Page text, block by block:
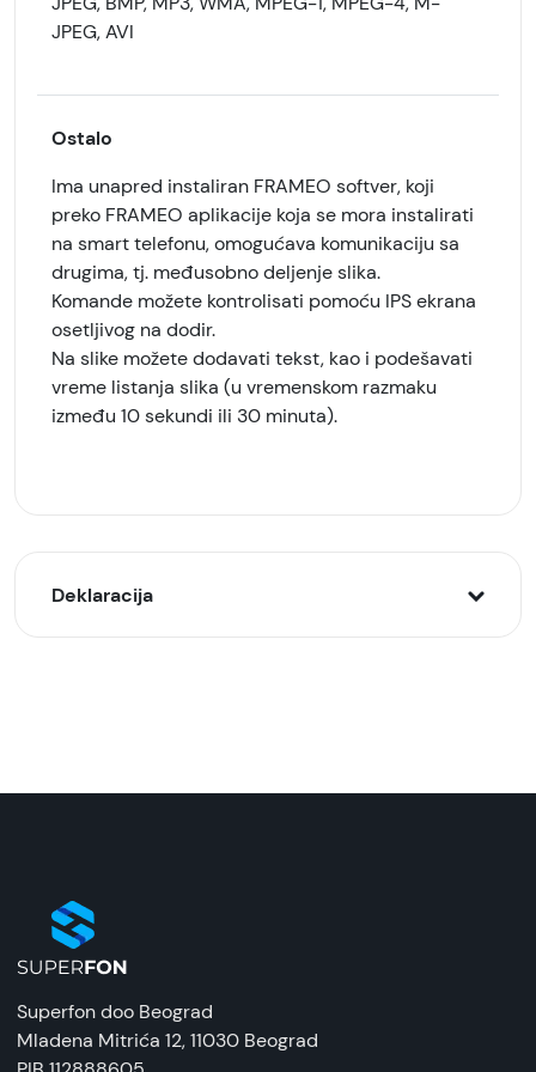
JPEG, AVI
Ostalo
Ima unapred instaliran FRAMEO softver, koji
preko FRAMEO aplikacije koja se mora instalirati
na smart telefonu, omogućava komunikaciju sa
drugima, tj. međusobno deljenje slika.
Komande možete kontrolisati pomoću IPS ekrana
osetljivog na dodir.
Na slike možete dodavati tekst, kao i podešavati
vreme listanja slika (u vremenskom razmaku
između 10 sekundi ili 30 minuta).
Deklaracija
Ram za slike
EAN:
5706751067853
Zemlja porekla:
Kina
Superfon doo Beograd
Mladena Mitrića 12, 11030 Beograd